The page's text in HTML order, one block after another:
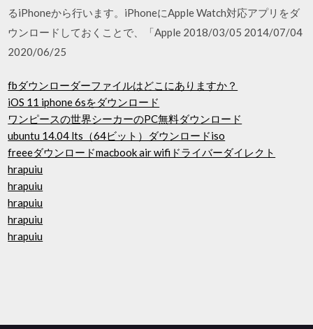
るiPhoneから行います。iPhoneにApple Watch対応アプリをダ
ウンロードしておくことで、「Apple 2018/03/05 2014/07/04
2020/06/25
fbダウンローダーファイルはどこにありますか？
iOS 11 iphone 6sをダウンロード
ワンピースの世界シーカーのPC無料ダウンロード
ubuntu 14.04 lts（64ビット）ダウンロードiso
freeeダウンロードmacbook air wifiドライバーダイレクト
hrapuiu
hrapuiu
hrapuiu
hrapuiu
hrapuiu